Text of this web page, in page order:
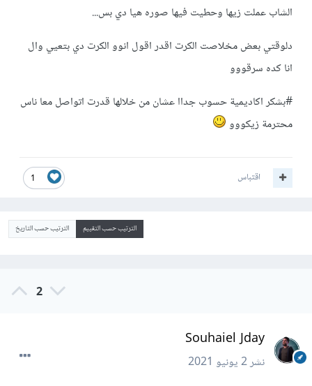
الشاب عملت زيها وحطيت فيها صوره هيا دي بس...
دلوقتي بعض مخلاصت الكرت اقدر اقول انوو الكرت دي بتعيي وال
انا كده سرقووو
#بشكر اكاديمية حسوب جداا عشان من خلالها قدرت اتواصل معا ناس
محترمة زيكووو
1 اقتباس
الترتيب حسب التقييم الترتيب حسب التاريخ
2
Souhaiel Jday
نشر2 يونيو 2021